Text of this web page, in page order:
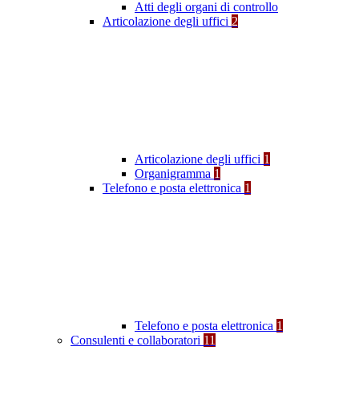
Atti degli organi di controllo
Articolazione degli uffici 2
Articolazione degli uffici 1
Organigramma 1
Telefono e posta elettronica 1
Telefono e posta elettronica 1
Consulenti e collaboratori 11